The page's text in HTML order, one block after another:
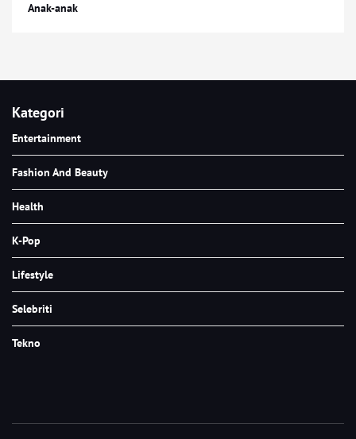
Anak-anak
Kategori
Entertainment
Fashion And Beauty
Health
K-Pop
Lifestyle
Selebriti
Tekno